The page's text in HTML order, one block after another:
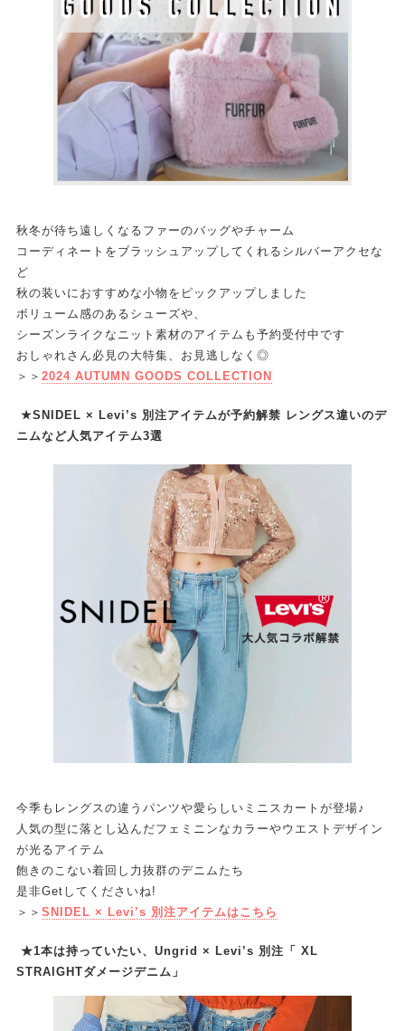
秋冬が待ち遠しくなるファーのバッグやチャーム
コーディネートをブラッシュアップしてくれるシルバーアクセな
ど
秋の装いにおすすめな小物をピックアップしました
ボリューム感のあるシューズや、
シーズンライクなニット素材のアイテムも予約受付中です
おしゃれさん必見の大特集、お見逃しなく◎
＞＞ 2024 AUTUMN GOODS COLLECTION
★SNIDEL × Levi’s 別注アイテムが予約解禁 レングス違いのデ
ニムなど人気アイテム3選
今季もレングスの違うパンツや愛らしいミニスカートが登場♪
人気の型に落とし込んだフェミニンなカラーやウエストデザイン
が光るアイテム
飽きのこない着回し力抜群のデニムたち
是非Getしてくださいね!
＞＞ SNIDEL × Levi’s 別注アイテムはこちら
★1本は持っていたい、Ungrid × Levi’s 別注「 XL
STRAIGHTダメージデニム」